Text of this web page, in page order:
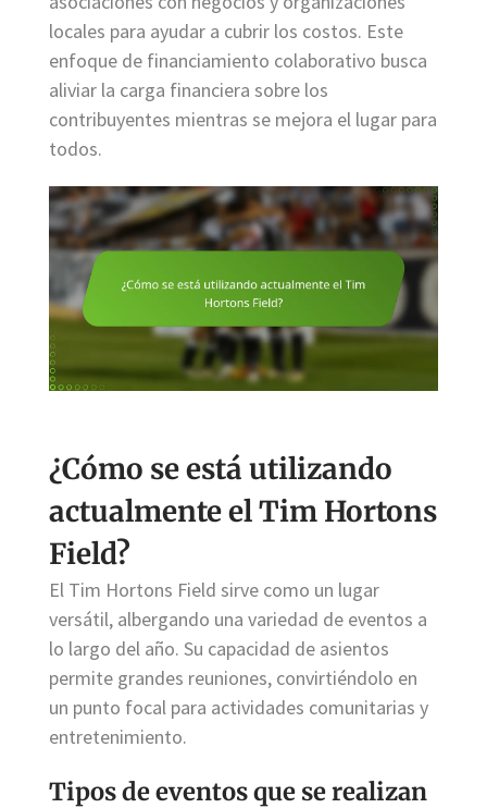
locales para ayudar a cubrir los costos. Este
enfoque de financiamiento colaborativo busca
aliviar la carga financiera sobre los
contribuyentes mientras se mejora el lugar para
todos.
¿Cómo se está utilizando
actualmente el Tim Hortons
Field?
El Tim Hortons Field sirve como un lugar
versátil, albergando una variedad de eventos a
lo largo del año. Su capacidad de asientos
permite grandes reuniones, convirtiéndolo en
un punto focal para actividades comunitarias y
entretenimiento.
Tipos de eventos que se realizan